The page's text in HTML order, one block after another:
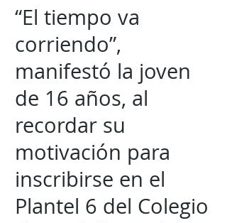
“El tiempo va
corriendo”,
manifestó la joven
de 16 años, al
recordar su
motivación para
inscribirse en el
Plantel 6 del Colegio